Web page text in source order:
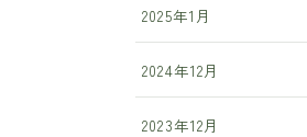
2025年1月
2024年12月
2023年12月